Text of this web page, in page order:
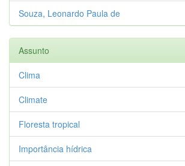
Souza, Leonardo Paula de
Assunto
Clima
Climate
Floresta tropical
Importância hídrica